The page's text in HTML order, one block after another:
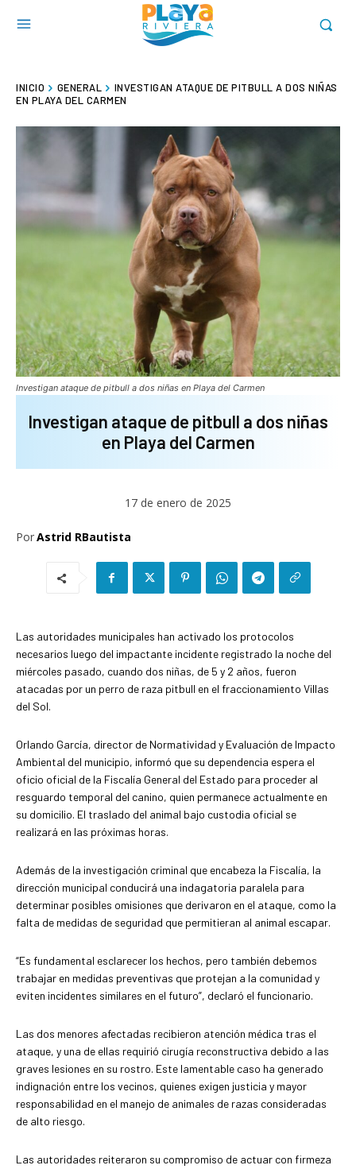
INICIO GENERAL
INVESTIGAN ATAQUE DE PITBULL A DOS NIÑAS
EN PLAYA DEL CARMEN
Investigan ataque de pitbull a dos niñas en Playa del Carmen
Investigan ataque de pitbull a dos niñas
en Playa del Carmen
17 de enero de 2025
PorAstrid RBautista
Las autoridades municipales han activado los protocolos
necesarios luego del impactante incidente registrado la noche del
miércoles pasado, cuando dos niñas, de 5 y 2 años, fueron
atacadas por un perro de raza pitbull en el fraccionamiento Villas
del Sol.
Orlando García, director de Normatividad y Evaluación de Impacto
Ambiental del municipio, informó que su dependencia espera el
oficio oficial de la Fiscalía General del Estado para proceder al
resguardo temporal del canino, quien permanece actualmente en
su domicilio. El traslado del animal bajo custodia oficial se
realizará en las próximas horas.
Además de la investigación criminal que encabeza la Fiscalía, la
dirección municipal conducirá una indagatoria paralela para
determinar posibles omisiones que derivaron en el ataque, como la
falta de medidas de seguridad que permitieran al animal escapar.
“Es fundamental esclarecer los hechos, pero también debemos
trabajar en medidas preventivas que protejan a la comunidad y
eviten incidentes similares en el futuro”, declaró el funcionario.
Las dos menores afectadas recibieron atención médica tras el
ataque, y una de ellas requirió cirugía reconstructiva debido a las
graves lesiones en su rostro. Este lamentable caso ha generado
indignación entre los vecinos, quienes exigen justicia y mayor
responsabilidad en el manejo de animales de razas consideradas
de alto riesgo.
Las autoridades reiteraron su compromiso de actuar con firmeza